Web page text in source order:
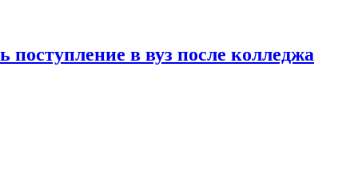
поступление в вуз после колледжа